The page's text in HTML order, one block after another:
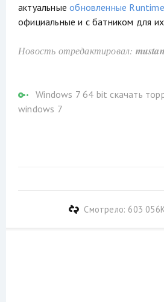
актуальныеобновленные
официальные и с батником для
Новость отредактировал:
Windows 7 64 bit скачать
windows 7
Смотрело: 603 056